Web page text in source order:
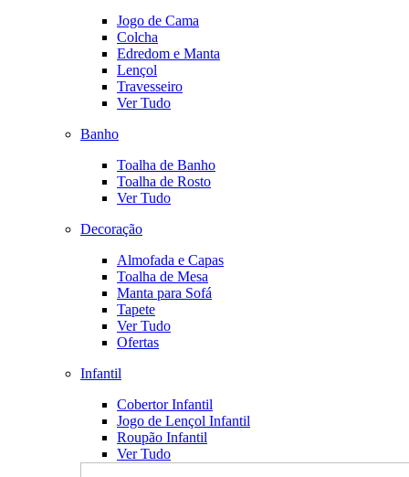
Jogo de Cama
Colcha
Edredom e Manta
Lençol
Travesseiro
Ver Tudo
Banho
Toalha de Banho
Toalha de Rosto
Ver Tudo
Decoração
Almofada e Capas
Toalha de Mesa
Manta para Sofá
Tapete
Ver Tudo
Ofertas
Infantil
Cobertor Infantil
Jogo de Lençol Infantil
Roupão Infantil
Ver Tudo